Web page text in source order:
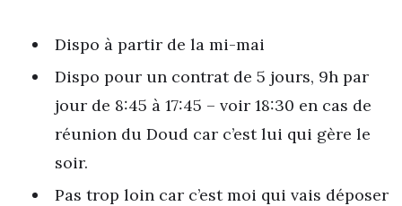
Dispo à partir de la mi-mai
Dispo pour un contrat de 5 jours, 9h par
jour de 8:45 à 17:45 – voir 18:30 en cas de
réunion du Doud car c’est lui qui gère le
soir.
Pas trop loin car c’est moi qui vais déposer